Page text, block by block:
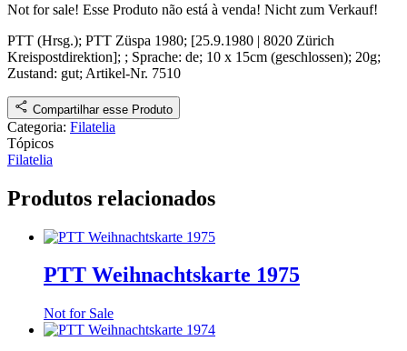
Not for sale! Esse Produto não está à venda! Nicht zum Verkauf!
PTT (Hrsg.); PTT Züspa 1980; [25.9.1980 | 8020 Zürich
Kreispostdirektion]; ; Sprache: de; 10 x 15cm (geschlossen); 20g;
Zustand: gut; Artikel-Nr. 7510
Compartilhar esse Produto
Categoria: Filatelia
Tópicos
Filatelia
Produtos relacionados
PTT Weihnachtskarte 1975
Not for Sale